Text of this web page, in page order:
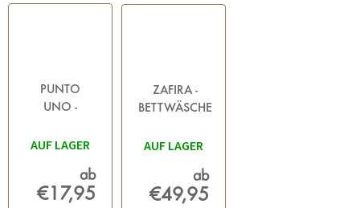
PUNTO
UNO -
BEIGE
AUF LAGER
ab
€17,95
ZAFIRA -
BETTWÄSCHE
WEISSE
AUF LAGER
ab
€49,95